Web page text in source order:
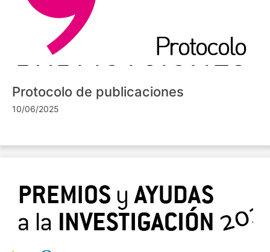
Protocolo de publicaciones
10/06/2025